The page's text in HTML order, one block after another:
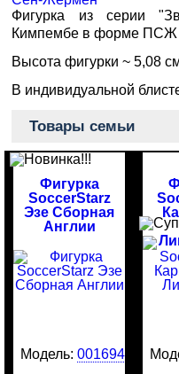
Фигурка из серии
Кимпембе в форме ПСЖ
Высота фигурки ~ 5,08
В индивидуальной
Товары семьи
Фигурка
SoccerStarz
Эзе Сборная
Англии
Модель:0016946